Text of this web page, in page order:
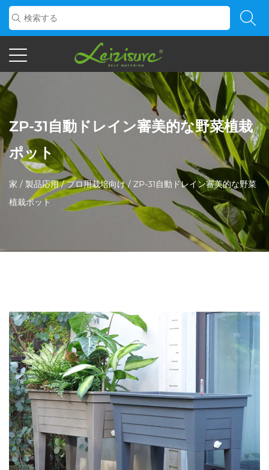
ZP-31自動ドレイン審美的な野菜植栽
ポット
家 / 製品応用/プロ用栽培向け/ ZP-31自動ドレイン審美的な野菜
植栽ポット